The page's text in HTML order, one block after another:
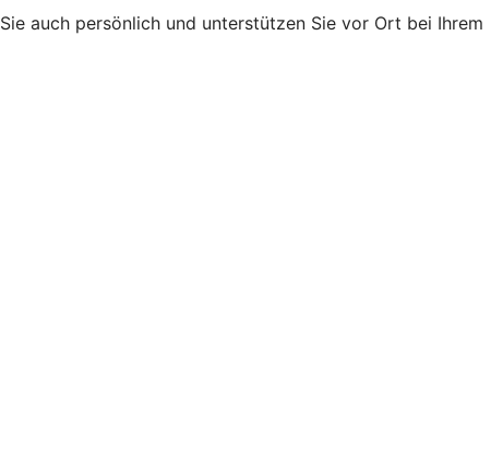
auch persönlich und unterstützen Sie vor Ort bei Ihrem